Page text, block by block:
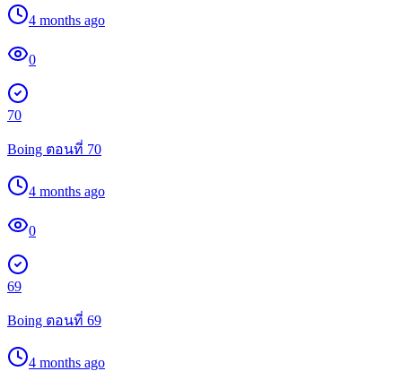
4 months ago
0
70
Boing ตอนที่ 70
4 months ago
0
69
Boing ตอนที่ 69
4 months ago